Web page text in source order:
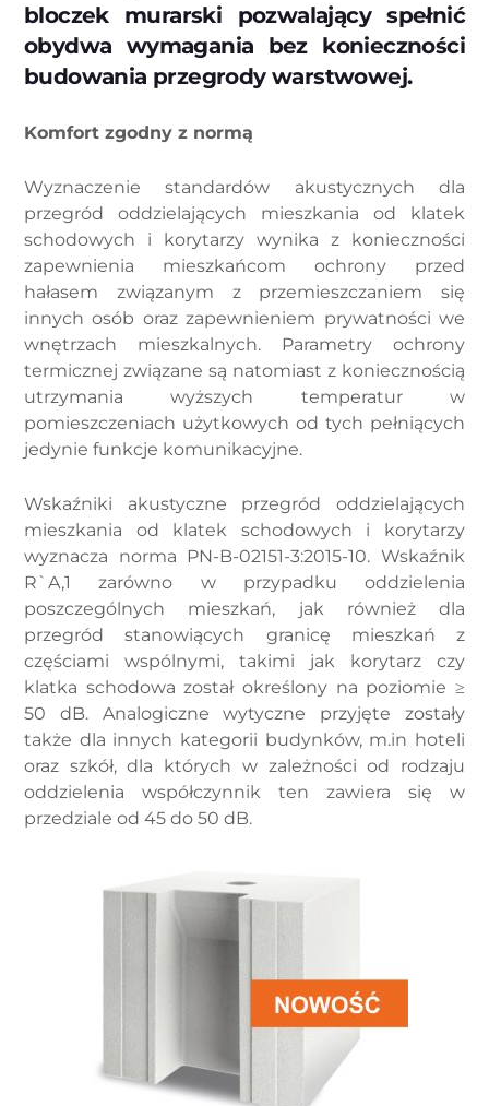
bloczek murarski pozwalający spełnić
obydwa wymagania bez konieczności
budowania przegrody warstwowej.
Komfort zgodny z normą
Wyznaczenie standardów akustycznych dla
przegród oddzielających mieszkania od klatek
schodowych i korytarzy wynika z konieczności
zapewnienia mieszkańcom ochrony przed
hałasem związanym z przemieszczaniem się
innych osób oraz zapewnieniem prywatności we
wnętrzach mieszkalnych. Parametry ochrony
termicznej związane są natomiast z koniecznością
utrzymania wyższych temperatur w
pomieszczeniach użytkowych od tych pełniących
jedynie funkcje komunikacyjne.
Wskaźniki akustyczne przegród oddzielających
mieszkania od klatek schodowych i korytarzy
wyznacza norma PN-B-02151-3:2015-10. Wskaźnik
R`A,1 zarówno w przypadku oddzielenia
poszczególnych mieszkań, jak również dla
przegród stanowiących granicę mieszkań z
częściami wspólnymi, takimi jak korytarz czy
klatka schodowa został określony na poziomie ≥
50 dB. Analogiczne wytyczne przyjęte zostały
także dla innych kategorii budynków, m.in hoteli
oraz szkół, dla których w zależności od rodzaju
oddzielenia współczynnik ten zawiera się w
przedziale od 45 do 50 dB.